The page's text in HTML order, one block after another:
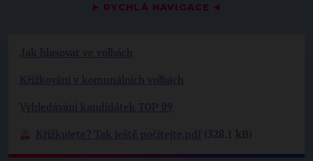
▶ RYCHLÁ NAVIGACE ◀
(328.1 kB)